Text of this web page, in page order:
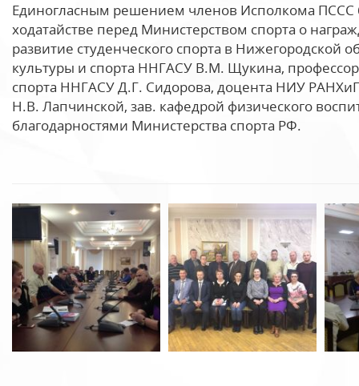
Единогласным решением членов Исполкома ПССС
ходатайстве перед Министерством спорта о
развитие студенческого спорта в Нижегородской
культуры и спорта ННГАСУ В.М. Щукина,
спорта ННГАСУ Д.Г. Сидорова, доцента НИУ
Н.В. Лапчинской, зав. кафедрой физического
благодарностями Министерства спорта РФ.